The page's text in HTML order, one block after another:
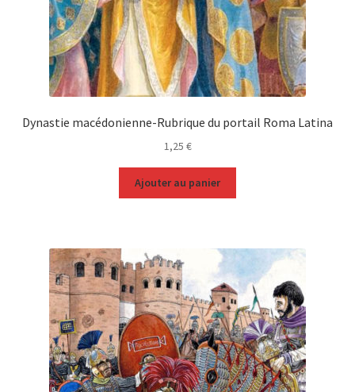
Dynastie macédonienne-Rubrique du portail Roma Latina
1,25 €
Ajouter au panier